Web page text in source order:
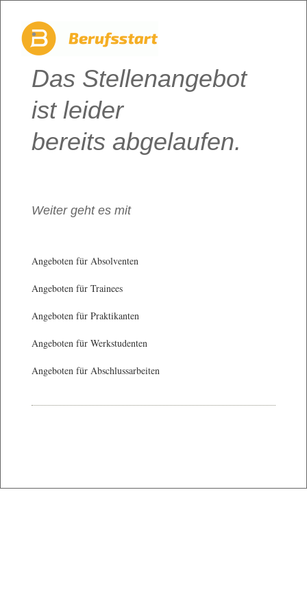
Das Stellenangebot
ist leider
bereits abgelaufen.
Weiter geht es mit
Angeboten für Absolventen
Angeboten für Trainees
Angeboten für Praktikanten
Angeboten für Werkstudenten
Angeboten für Abschlussarbeiten